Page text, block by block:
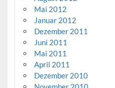
Mai 2012
Januar 2012
Dezember 2011
Juni 2011
Mai 2011
April 2011
Dezember 2010